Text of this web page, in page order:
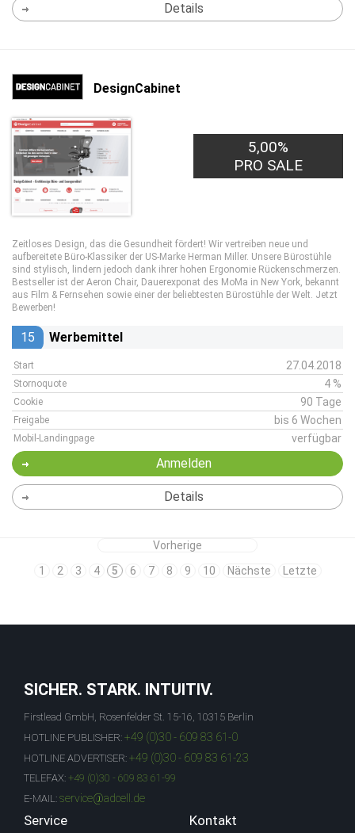
Details
DesignCabinet
5,00%
PRO SALE
Zeitloses Design, das die Gesundheit fördert! Wir vertreiben neue und
aufbereitete Büro-Klassiker der US-Marke Herman Miller. Unsere Bürostühle
sind stylisch, lindern jedoch dank ihrer hohen Ergonomie Rückenschmerzen.
Bestseller ist der Aeron Chair, Dauerexponat des MoMa in New York, bekannt
aus Film & Fernsehen sowie einer der beliebtesten Bürostühle der Welt. Jetzt
Bewerben!
15 Werbemittel
Start 27.04.2018
Stornoquote 4 %
Cookie 90 Tage
Freigabe bis 6 Wochen
Mobil-Landingpage verfügbar
Anmelden
Details
Vorherige
1
2 3 4 5 6 7 8 9 10 Nächste Letzte
SICHER. STARK. INTUITIV.
Firstlead GmbH, Rosenfelder St. 15-16, 10315 Berlin
HOTLINE PUBLISHER: +49 (0)30 - 609 83 61-0
HOTLINE ADVERTISER: +49 (0)30 - 609 83 61-23
TELEFAX: +49 (0)30 - 609 83 61-99
E-MAIL: service@adcell.de
Service Kontakt